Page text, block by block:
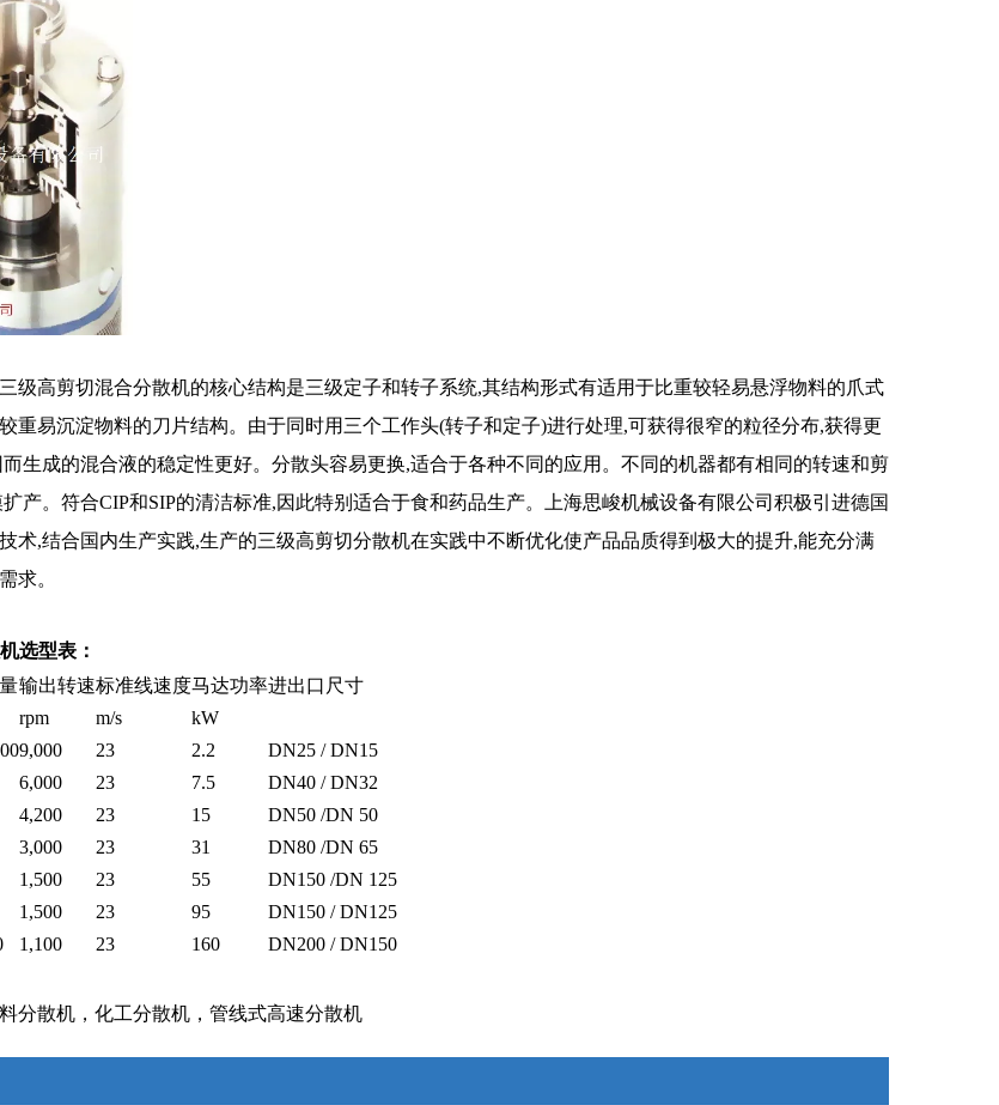
级高剪切混合分散机的核心结构是三级定子和转子系统,其结构形式有适用于比重较轻易悬浮物料的爪式
重易沉淀物料的刀片结构。由于同时用三个工作头(转子和定子)进行处理,可获得很窄的粒径分布,获得更
生成的混合液的稳定性更好。分散头容易更换,适合于各种不同的应用。不同的机器都有相同的转速和剪
产。符合CIP和SIP的清洁标准,因此特别适合于食和药品生产。上海思峻机械设备有限公司积极引进德国
术,结合国内生产实践,生产的三级高剪切分散机在实践中不断优化使产品品质得到极大的提升,能充分满
求。
选型表：
输出转速标准线速度马达功率进出口尺寸
rpm m/s
kW
9,000 23 2.2
DN25 / DN15
6,000 23 7.5
DN40 / DN32
4,200 23 15
DN50 /DN 50
3,000 23 31
DN80 /DN 65
1,500 23 55
DN150 /DN 125
1,500 23 95
DN150 / DN125
1,100 23 160 DN200 / DN150
分散机，化工分散机，管线式高速分散机